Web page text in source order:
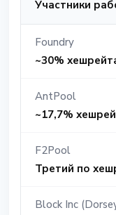
Участники
Foundry
~30%
AntPool
~17,7%
F2Pool
Третий по
Block Inc